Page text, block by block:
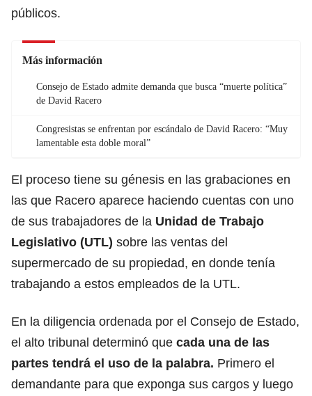
públicos.
Más información
Consejo de Estado admite demanda que busca “muerte política”
de David Racero
Congresistas se enfrentan por escándalo de David Racero: “Muy
lamentable esta doble moral”
El proceso tiene su génesis en las grabaciones en
las que Racero aparece haciendo cuentas con uno
de sus trabajadores de la Unidad de Trabajo
Legislativo (UTL) sobre las ventas del
supermercado de su propiedad, en donde tenía
trabajando a estos empleados de la UTL.
En la diligencia ordenada por el Consejo de Estado,
el alto tribunal determinó que cada una de las
partes tendrá el uso de la palabra. Primero el
demandante para que exponga sus cargos y luego